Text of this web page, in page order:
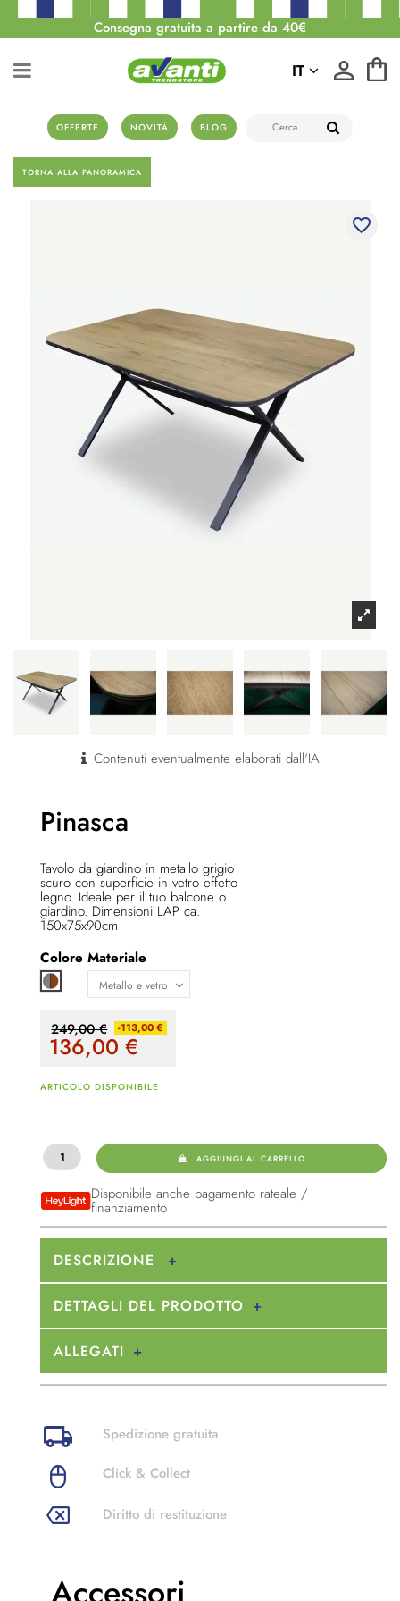
Consegna gratuita a partire da 40€
OFFERTE NOVITÀ BLOG
IT
TORNA ALLA PANORAMICA
favorite_border
Contenuti eventualmente elaborati dall'IA
Pinasca
Tavolo da giardino in metallo grigio
scuro con superficie in vetro effetto
legno. Ideale per il tuo balcone o
giardino. Dimensioni LAP ca.
150x75x90cm
Colore
Grigio / marrone
Materiale
249,00 € -113,00 €
136,00€
ARTICOLO DISPONIBILE
AGGIUNGI AL CARRELLO
Disponibile anche pagamento rateale /
finanziamento
DESCRIZIONE
DETTAGLI DEL PRODOTTO
ALLEGATI
Spedizione gratuita
Click & Collect
Diritto di restituzione